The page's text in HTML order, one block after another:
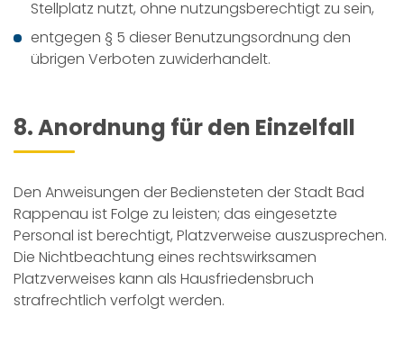
Stellplatz nutzt, ohne nutzungsberechtigt zu sein,
entgegen § 5 dieser Benutzungsordnung den
übrigen Verboten zuwiderhandelt.
8. Anordnung für den Einzelfall
Den Anweisungen der Bediensteten der Stadt Bad
Rappenau ist Folge zu leisten; das eingesetzte
Personal ist berechtigt, Platzverweise auszusprechen.
Die Nichtbeachtung eines rechtswirksamen
Platzverweises kann als Hausfriedensbruch
strafrechtlich verfolgt werden.